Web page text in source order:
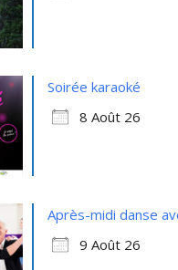
Soirée karaoké
8 Août 26
Après-midi danse
9 Août 26